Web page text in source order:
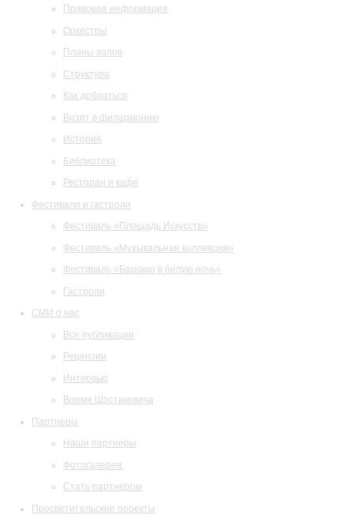
Правовая информация
Оркестры
Планы залов
Структура
Как добраться
Визит в филармонию
История
Библиотека
Ресторан и кафе
Фестивали и гастроли
Фестиваль «Площадь Искусств»
Фестиваль «Музыкальная коллекция»
Фестиваль «Барокко в белую ночь»
Гастроли
СМИ о нас
Все публикации
Рецензии
Интервью
Время Шостаковича
Партнеры
Наши партнеры
Фотогалерея
Стать партнером
Просветительские проекты